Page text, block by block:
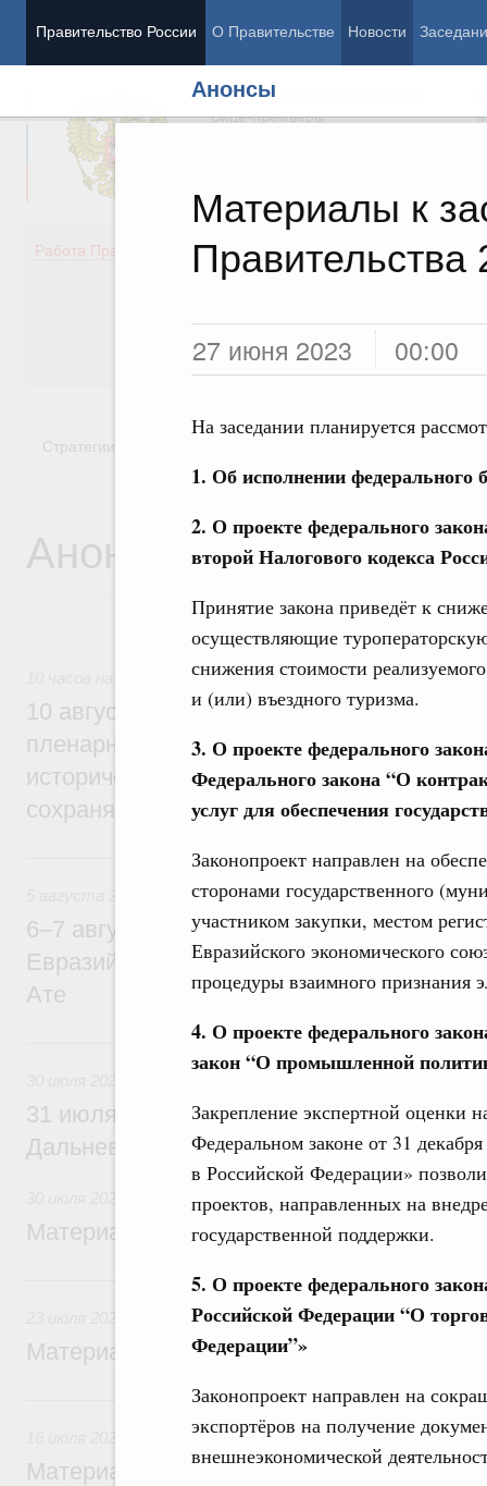
Правительство России О Правительстве Новости
Анонсы
Материалы к
Правительства
27 июня 2023 00:00
На заседании планируется
1. Об исполнении федерального
2. О проекте федерального
второй Налогового кодекса
Принятие закона приведёт к
осуществляющие
снижения стоимости
и (или) въездного туризма.
3. О проекте федерального
Федерального закона “О
услуг для обеспечения
Законопроект направлен на
сторонами государственного
участником закупки, местом
Евразийского экономического
процедуры взаимного признания
4. О проекте федерального
закон “О промышленной
Закрепление экспертной
Федеральном законе от 31
в Российской Федерации»
проектов, направленных на
государственной поддержки.
5. О проекте федерального
Российской Федерации “О
Федерации”»
Законопроект направлен на
экспортёров на получение
внешнеэкономической
Председатель Правительства
Вице-премьеры
Работа Правительства
Демография
Здоровье
Общество
Государство
Стратегии
Анонсы
10 августа в Москве Михаил Мишустин
пленарном заседании форума
исторических поселений» на тему
сохраняя уникальность, укрепляем
5 августа, среда
6–7 августа Михаил Мишустин примет
Евразийского межправительственного
Ате
30 июля, четверг
31 июля Михаил Мишустин совершит
Дальневосточный федеральный округ
Материалы к заседанию Правительства
23 июля, четверг
Материалы к заседанию Правительства
16 июля, четверг
Материалы к заседанию Правительства